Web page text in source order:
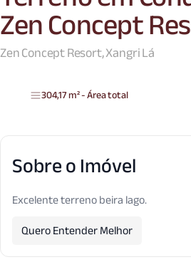
Zen Concept
Zen Concept Resort, Xangri Lá
304,17 m² - Área total
Sobre o Imóvel
Excelente terreno beira lago.
Quero Entender Melhor